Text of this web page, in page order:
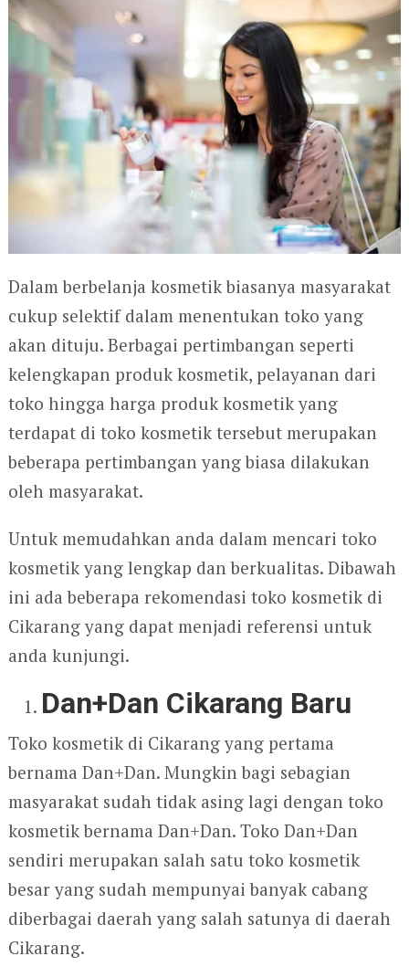
Dalam berbelanja kosmetik biasanya masyarakat
cukup selektif dalam menentukan toko yang
akan dituju. Berbagai pertimbangan seperti
kelengkapan produk kosmetik, pelayanan dari
toko hingga harga produk kosmetik yang
terdapat di toko kosmetik tersebut merupakan
beberapa pertimbangan yang biasa dilakukan
oleh masyarakat.
Untuk memudahkan anda dalam mencari toko
kosmetik yang lengkap dan berkualitas. Dibawah
ini ada beberapa rekomendasi toko kosmetik di
Cikarang yang dapat menjadi referensi untuk
anda kunjungi.
Dan+Dan Cikarang Baru
Toko kosmetik di Cikarang yang pertama
bernama Dan+Dan. Mungkin bagi sebagian
masyarakat sudah tidak asing lagi dengan toko
kosmetik bernama Dan+Dan. Toko Dan+Dan
sendiri merupakan salah satu toko kosmetik
besar yang sudah mempunyai banyak cabang
diberbagai daerah yang salah satunya di daerah
Cikarang.